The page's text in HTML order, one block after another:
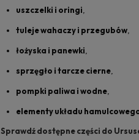
uszczelki i oringi
tuleje wahaczy i przegubów
łożyska i panewki
sprzęgło i tarcze cierne
pompki paliwa i wodne
elementy układu
Sprawdź dostępne części do